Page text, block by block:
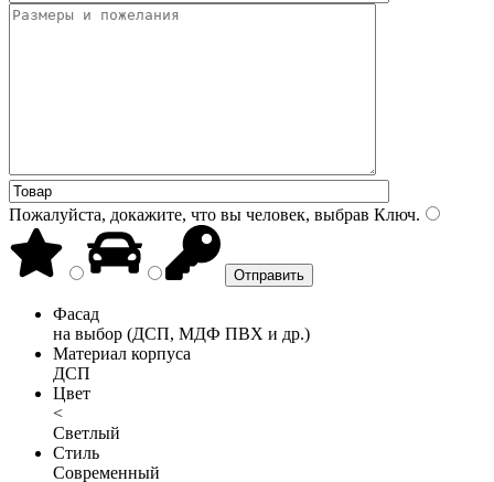
Пожалуйста, докажите, что вы человек, выбрав Ключ.
Фасад
на выбор (ДСП, МДФ ПВХ и др.)
Материал корпуса
ДСП
Цвет
<
Светлый
Стиль
Современный